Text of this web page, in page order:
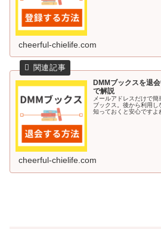
cheerful-chielife.com
DMMブックスを退
で解説
メールアドレスだけで
ブックス。後から利用
知っておくと安心ですよ
cheerful-chielife.com